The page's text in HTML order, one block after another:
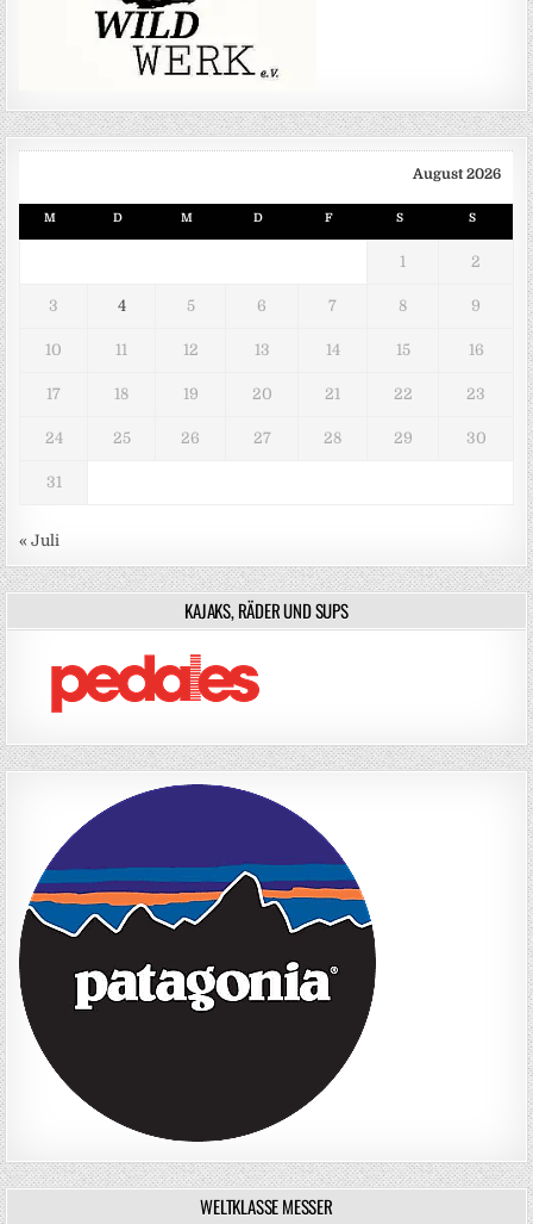
August 2026
M D M D F S S
1 2
3 4 5 6 7 8 9
10 11 12 13 14 15 16
17 18 19 20 21 22 23
24 25 26 27 28 29 30
31
« Juli
KAJAKS, RÄDER UND SUPS
WELTKLASSE MESSER